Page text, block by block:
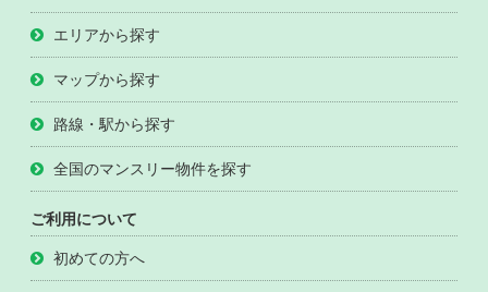
エリアから探す
マップから探す
路線・駅から探す
全国のマンスリー物件を探す
ご利用について
初めての方へ